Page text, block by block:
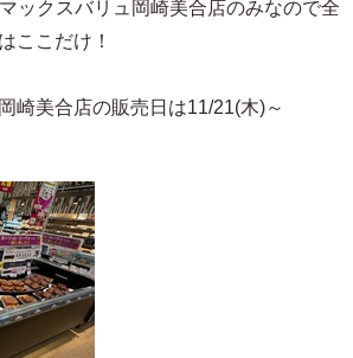
ックスバリュ岡崎美合店のみなので全
ここだけ！
崎美合店の販売日は11/21(木)～